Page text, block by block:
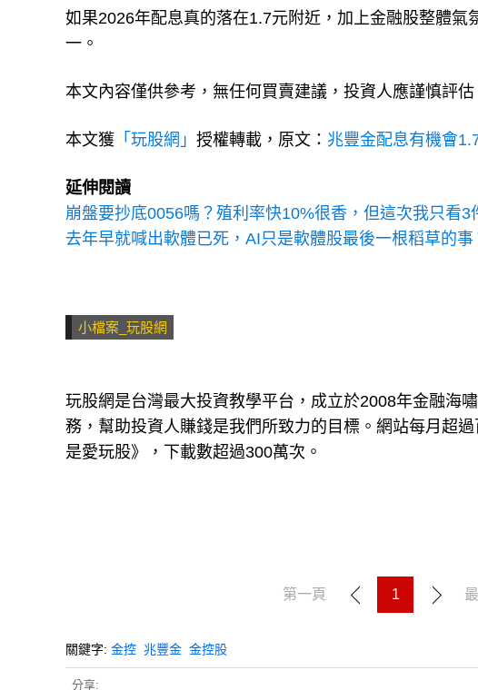
如果2026年配息真的落在1.7元附近，加上金融股整體
一。
本文內容僅供參考，無任何買賣建議，投資人應謹慎評估
本文獲 「玩股網」 授權轉載，原文： 兆豐金配息有機會
延伸閱讀
崩盤要抄底0056嗎？殖利率快10%很香，但這次我只看3
去年早就喊出軟體已死，AI只是軟體股最後一根稻草的事
小檔案_玩股網
玩股網是台灣最大投資教學平台，成立於2008年金融海
務，幫助投資人賺錢是我們所致力的目標。網站每月超
是愛玩股》，下載數超過300萬次。
第一頁 1
關鍵字: 金控 兆豐金 金控股
分享: